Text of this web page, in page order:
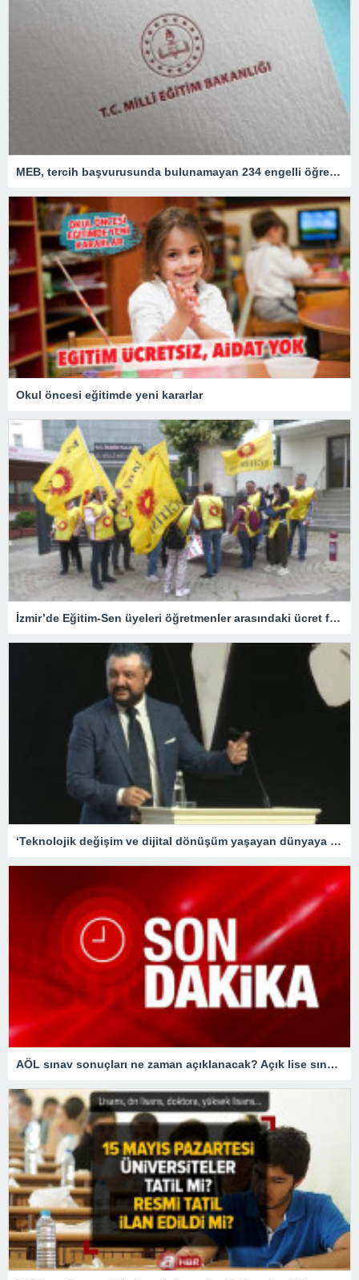
MEB, tercih başvurusunda bulunamayan 234 engelli öğretmeni atadı
Okul öncesi eğitimde yeni kararlar
İzmir’de Eğitim-Sen üyeleri öğretmenler arasındaki ücret farklılığına tepki gösterdi
‘Teknolojik değişim ve dijital dönüşüm yaşayan dünyaya hızlı adapte olabilecek nesiller yetiştirme gayretindeyiz’
AÖL sınav sonuçları ne zaman açıklanacak? Açık lise sınav sonuçları bugün açıklanır mı?